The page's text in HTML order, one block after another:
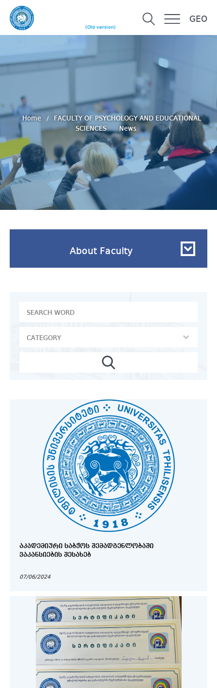
(Old version)
GEO
Home
FACULTY OF PSYCHOLOGY AND EDUCATIONAL
SCIENCES
News
About Faculty
ᲐᲙᲐᲓᲔᲛᲘᲣᲠᲘ ᲡᲐᲑᲭᲝᲡ ᲨᲔᲛᲐᲓᲒᲔᲜᲚᲝᲑᲐᲨᲘ
ᲕᲐᲙᲐᲜᲡᲘᲔᲑᲘᲡ ᲨᲔᲡᲐᲮᲔᲑ
07/06/2024